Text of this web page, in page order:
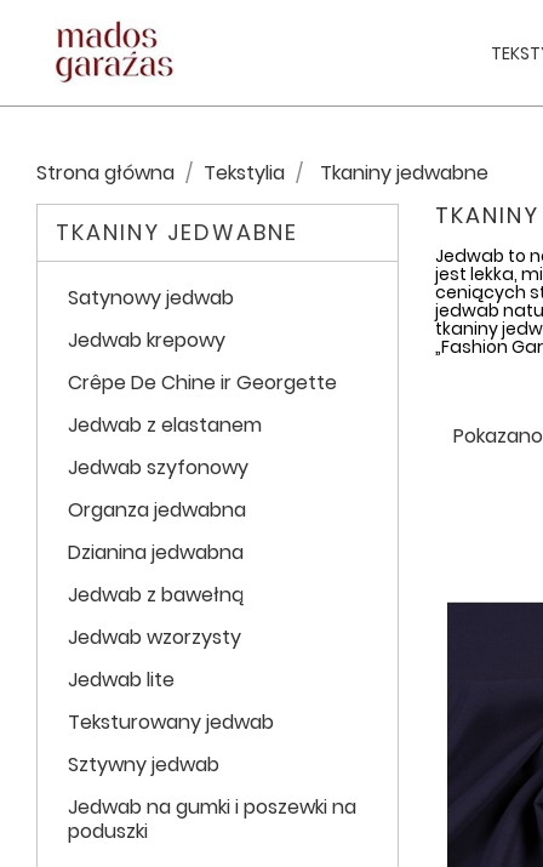
Strona główna Tekstylia Tkaniny jedwabne
TKANINY JEDWABNE
Satynowy jedwab
Jedwab krepowy
Crêpe De Chine ir Georgette
Jedwab z elastanem
Jedwab szyfonowy
Organza jedwabna
Dzianina jedwabna
Jedwab z bawełną
Jedwab wzorzysty
Jedwab lite
Teksturowany jedwab
Sztywny jedwab
Jedwab na gumki i poszewki na
poduszki
Jedwab to
jest lekka,
ceniących
jedwab
tkaniny
„Fashion